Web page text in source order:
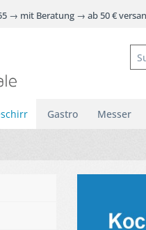
→ mit Beratung → ab 50 €
Gastro Messer